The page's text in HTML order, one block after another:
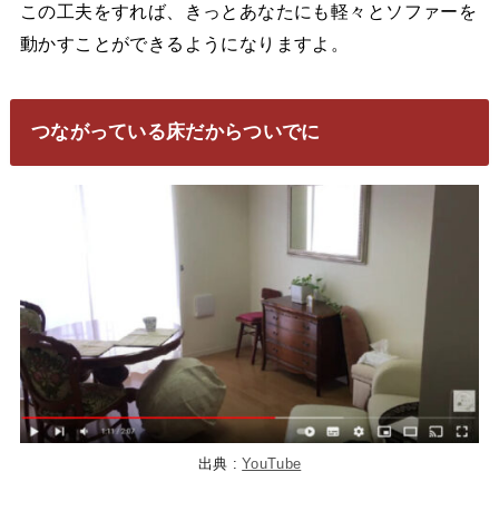
この工夫をすれば、きっとあなたにも軽々とソファーを
動かすことができるようになりますよ。
つながっている床だからついでに
出典 :YouTube